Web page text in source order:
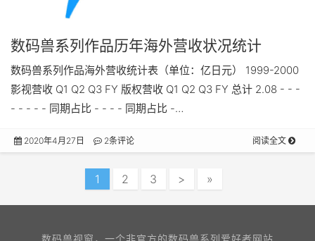
数码兽系列作品历年海外营收状况统计
数码兽系列作品海外营收统计表（单位：亿日元） 1999-2000
影视营收 Q1 Q2 Q3 FY 版权营收 Q1 Q2 Q3 FY 总计 2.08 - - -
- - - - - 同期占比 - - - - 同期占比 -…
2020年4月27日 2条评论 阅读全文
1 2 3 > »
数码兽视窗，一个非官方的数码兽系列爱好者网站